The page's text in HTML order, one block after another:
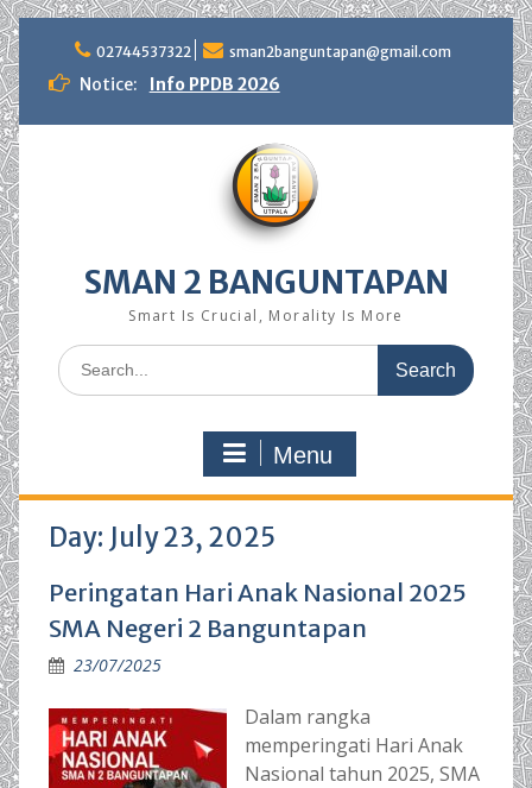
content
02744537322 sman2banguntapan@gmail.com
Notice: Info PPDB 2026
SMAN 2 BANGUNTAPAN
Smart Is Crucial, Morality Is More
Search
for:
Menu
Day: July 23, 2025
Peringatan Hari Anak Nasional 2025
SMA Negeri 2 Banguntapan
23/07/2025
Dalam rangka
memperingati Hari Anak
Nasional tahun 2025, SMA